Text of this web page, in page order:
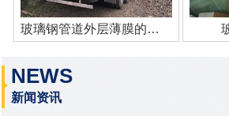
玻璃钢管道外层薄膜的作用
NEWS
新闻资讯